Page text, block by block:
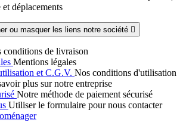
déplacements
ou masquer les liens notre société 
conditions de livraison
Mentions légales
et C.G.V. Nos conditions d'utilisation
plus sur notre entreprise
Notre méthode de paiement sécurisé
Utiliser le formulaire pour nous contacter